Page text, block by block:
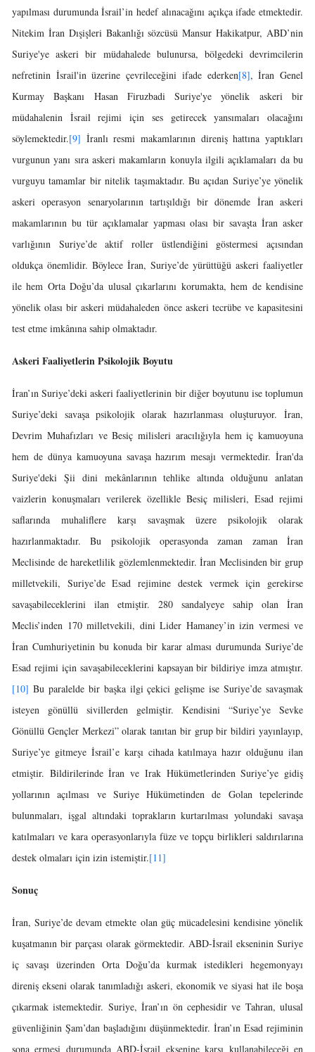
yapılması durumunda İsrail’in hedef alınacağını açıkça ifade etmektedir.
Nitekim İran Dışişleri Bakanlığı sözcüsü Mansur Hakikatpur, ABD’nin
Suriye'ye askeri bir müdahalede bulunursa, bölgedeki devrimcilerin
nefretinin İsrail'in üzerine çevrileceğini ifade ederken[8], İran Genel
Kurmay Başkanı Hasan Firuzbadi Suriye'ye yönelik askeri bir
müdahalenin İsrail rejimi için ses getirecek yansımaları olacağını
söylemektedir.[9] İranlı resmi makamlarının direniş hattına yaptıkları
vurgunun yanı sıra askeri makamların konuyla ilgili açıklamaları da bu
vurguyu tamamlar bir nitelik taşımaktadır. Bu açıdan Suriye’ye yönelik
askeri operasyon senaryolarının tartışıldığı bir dönemde İran askeri
makamlarının bu tür açıklamalar yapması olası bir savaşta İran asker
varlığının Suriye’de aktif roller üstlendiğini göstermesi açısından
oldukça önemlidir. Böylece İran, Suriye’de yürüttüğü askeri faaliyetler
ile hem Orta Doğu’da ulusal çıkarlarını korumakta, hem de kendisine
yönelik olası bir askeri müdahaleden önce askeri tecrübe ve kapasitesini
test etme imkânına sahip olmaktadır.
Askeri Faaliyetlerin Psikolojik Boyutu
İran’ın Suriye’deki askeri faaliyetlerinin bir diğer boyutunu ise toplumun
Suriye’deki savaşa psikolojik olarak hazırlanması oluşturuyor. İran,
Devrim Muhafızları ve Besiç milisleri aracılığıyla hem iç kamuoyuna
hem de dünya kamuoyuna savaşa hazırım mesajı vermektedir. İran'da
Suriye'deki Şii dini mekânlarının tehlike altında olduğunu anlatan
vaizlerin konuşmaları verilerek özellikle Besiç milisleri, Esad rejimi
saflarında muhaliflere karşı savaşmak üzere psikolojik olarak
hazırlanmaktadır. Bu psikolojik operasyonda zaman zaman İran
Meclisinde de hareketlilik gözlemlenmektedir. İran Meclisinden bir grup
milletvekili, Suriye’de Esad rejimine destek vermek için gerekirse
savaşabileceklerini ilan etmiştir. 280 sandalyeye sahip olan İran
Meclis’inden 170 milletvekili, dini Lider Hamaney’in izin vermesi ve
İran Cumhuriyetinin bu konuda bir karar alması durumunda Suriye’de
Esad rejimi için savaşabileceklerini kapsayan bir bildiriye imza atmıştır.
[10] Bu paralelde bir başka ilgi çekici gelişme ise Suriye’de savaşmak
isteyen gönüllü sivillerden gelmiştir. Kendisini “Suriye’ye Sevke
Gönüllü Gençler Merkezi” olarak tanıtan bir grup bir bildiri yayınlayıp,
Suriye’ye gitmeye İsrail’e karşı cihada katılmaya hazır olduğunu ilan
etmiştir. Bildirilerinde İran ve Irak Hükümetlerinden Suriye’ye gidiş
yollarının açılması ve Suriye Hükümetinden de Golan tepelerinde
bulunmaları, işgal altındaki toprakların kurtarılması yolundaki savaşa
katılmaları ve kara operasyonlarıyla füze ve topçu birlikleri saldırılarına
destek olmaları için izin istemiştir.[11]
Sonuç
İran, Suriye’de devam etmekte olan güç mücadelesini kendisine yönelik
kuşatmanın bir parçası olarak görmektedir. ABD-İsrail ekseninin Suriye
iç savaşı üzerinden Orta Doğu’da kurmak istedikleri hegemonyayı
direniş ekseni olarak tanımladığı askeri, ekonomik ve siyasi hat ile boşa
çıkarmak istemektedir. Suriye, İran’ın ön cephesidir ve Tahran, ulusal
güvenliğinin Şam’dan başladığını düşünmektedir. İran’ın Esad rejiminin
sona ermesi durumunda ABD-İsrail eksenine karşı kullanabileceği en